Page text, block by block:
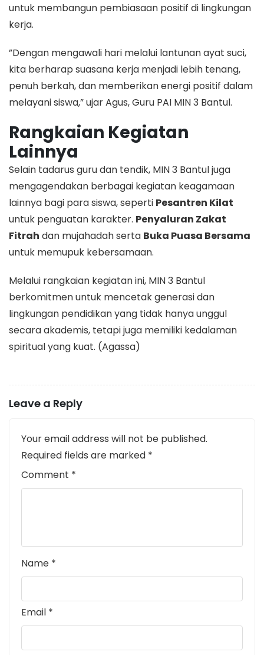
untuk membangun pembiasaan positif di lingkungan
kerja.
​”Dengan mengawali hari melalui lantunan ayat suci,
kita berharap suasana kerja menjadi lebih tenang,
penuh berkah, dan memberikan energi positif dalam
melayani siswa,” ujar Agus, Guru PAI MIN 3 Bantul.
Rangkaian Kegiatan
Lainnya
​Selain tadarus guru dan tendik, MIN 3 Bantul juga
mengagendakan berbagai kegiatan keagamaan
lainnya bagi para siswa, seperti Pesantren Kilat
untuk penguatan karakter. ​ Penyaluran Zakat
Fitrah dan mujahadah serta Buka Puasa Bersama
untuk memupuk kebersamaan.
​Melalui rangkaian kegiatan ini, MIN 3 Bantul
berkomitmen untuk mencetak generasi dan
lingkungan pendidikan yang tidak hanya unggul
secara akademis, tetapi juga memiliki kedalaman
spiritual yang kuat. (Agassa)
Leave a Reply
Your email address will not be published.
Required fields are marked *
Comment *
Name *
Email *